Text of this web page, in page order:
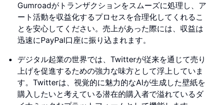
Gumroadがトランザクションをスムーズに処理し、ア
ート活動を収益化するプロセスを合理化してくれるこ
とを安心してください。売上があった際には、収益は
迅速にPayPal口座に振り込まれます。
デジタル起業の世界では、Twitterが従来を通じて売り
上げを促進するための強力な味方として浮上していま
す。Twitterは、視覚的に魅力的なAIが生成した壁紙を
購入したいと考えている潜在的購入者で溢れているダ